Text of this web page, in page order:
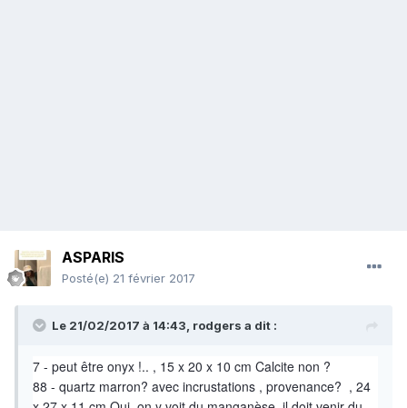
ASPARIS
Posté(e) 21 février 2017
Le 21/02/2017 à 14:43, rodgers a dit :
7 - peut être onyx !.. , 15 x 20 x 10 cm Calcite non ?
88 - quartz marron? avec incrustations , provenance? , 24